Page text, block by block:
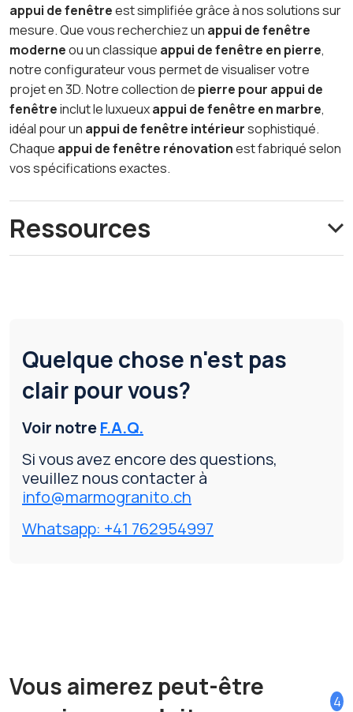
appui de fenêtreest simplifiée grâce à nos solutions sur
mesure. Que vous recherchiez un appui de fenêtre
moderneou un classique appui de fenêtre en pierre,
notre configurateur vous permet de visualiser votre
projet en 3D. Notre collection de pierre pour appui de
fenêtreinclut le luxueuxappui de fenêtre en marbre,
idéal pour un appui de fenêtre intérieursophistiqué.
Chaque appui de fenêtre rénovationest fabriqué selon
vos spécifications exactes.
Ressources
Quelque chose n'est pas
clair pour vous?
Voir notreF.A.Q.
Si vous avez encore des questions,
veuillez nous contacter à
info@marmogranito.ch
Whatsapp: +41 762954997
Vous aimerez peut-être
4